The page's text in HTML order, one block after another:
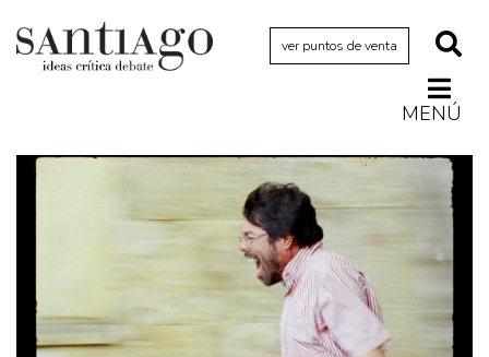
ver puntos de venta
MENÚ
Actualidad
Archivo Cenfoto-UDP
Arquetipos de situación
Artes visuales
Ciencia
Cine y televisión